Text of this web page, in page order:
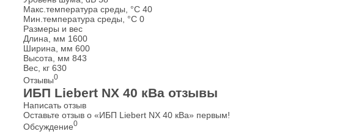
Макс.температура среды, °С 40
Мин.температура среды, °С 0
Размеры и вес
Длина, мм 1600
Ширина, мм 600
Высота, мм 843
Вес, кг 630
Отзывы0
ИБП Liebert NX 40 кВа отзывы
Написать отзыв
Оставьте отзыв о «ИБП Liebert NX 40 кВа» первым!
Обсуждение0